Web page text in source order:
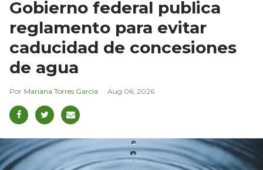
Gobierno federal publica
reglamento para evitar
caducidad de concesiones
de agua
Mariana Torres García Aug 06, 2026